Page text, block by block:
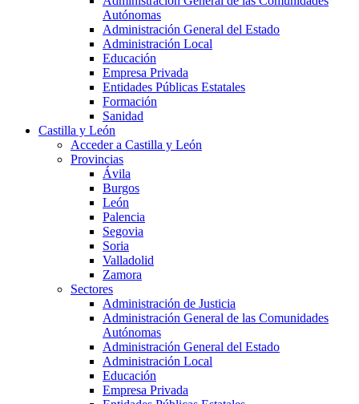
Autónomas
Administración General del Estado
Administración Local
Educación
Empresa Privada
Entidades Públicas Estatales
Formación
Sanidad
Castilla y León
Acceder a Castilla y León
Provincias
Ávila
Burgos
León
Palencia
Segovia
Soria
Valladolid
Zamora
Sectores
Administración de Justicia
Administración General de las Comunidades
Autónomas
Administración General del Estado
Administración Local
Educación
Empresa Privada